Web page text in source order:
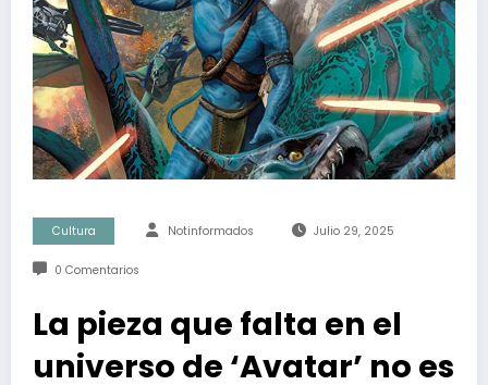
Cultura Notinformados Julio 29, 2025
0 Comentarios
La pieza que falta en el
universo de ‘Avatar’ no es